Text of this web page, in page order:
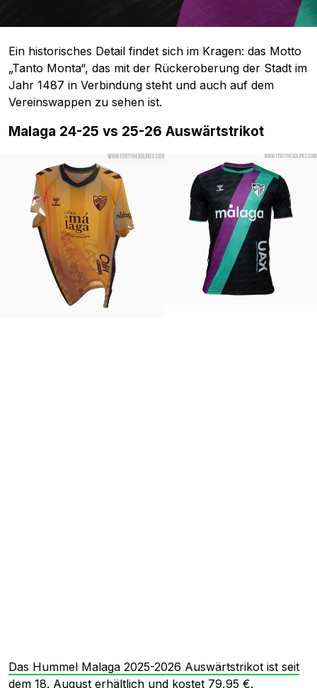
Ein historisches Detail findet sich im Kragen: das Motto
„Tanto Monta“, das mit der Rückeroberung der Stadt im
Jahr 1487 in Verbindung steht und auch auf dem
Vereinswappen zu sehen ist.
Malaga 24-25 vs 25-26 Auswärtstrikot
Das Hummel Malaga 2025-2026 Auswärtstrikot ist seit
dem 18. August erhältlich und kostet 79,95 €.